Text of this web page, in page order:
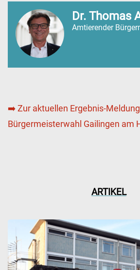
Dr. Thomas
Amtierender
➡️ Zur aktuellen Ergebnis-
Bürgermeisterwahl Gailingen am
ARTIKEL